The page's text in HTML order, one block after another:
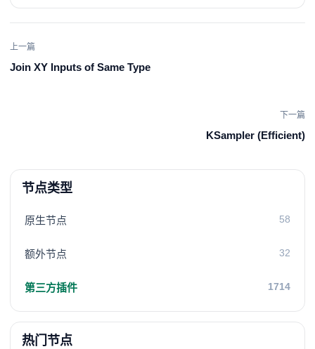
上一篇
Join XY Inputs of Same Type
下一篇
KSampler (Efficient)
节点类型
原生节点 58
额外节点 32
第三方插件 1714
热门节点